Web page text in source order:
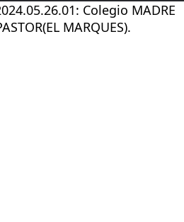
Colegio MADRE
MARQUES).